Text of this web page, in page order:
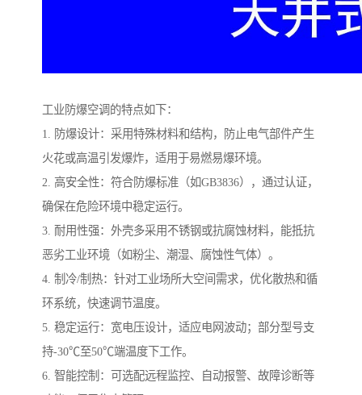
工业防爆空调的特点如下：
1. 防爆设计：采用特殊材料和结构，防止电气部件产生
火花或高温引发爆炸，适用于易燃易爆环境。
2. 高安全性：符合防爆标准（如GB3836），通过认证，
确保在危险环境中稳定运行。
3. 耐用性强：外壳多采用不锈钢或抗腐蚀材料，能抵抗
恶劣工业环境（如粉尘、潮湿、腐蚀性气体）。
4. 制冷/制热：针对工业场所大空间需求，优化散热和循
环系统，快速调节温度。
5. 稳定运行：宽电压设计，适应电网波动；部分型号支
持-30℃至50℃端温度下工作。
6. 智能控制：可选配远程监控、自动报警、故障诊断等